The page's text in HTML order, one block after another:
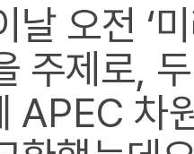
날 오전 ‘
주제로,
APEC 차